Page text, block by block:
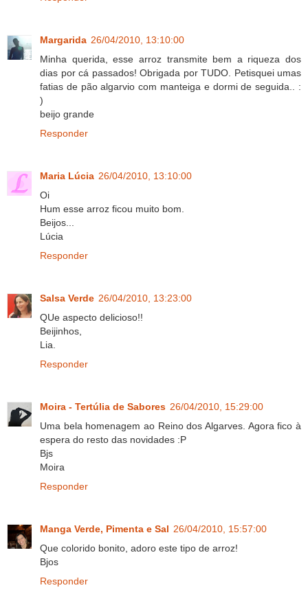
Margarida 26/04/2010, 13:10:00
Minha querida, esse arroz transmite bem a riqueza dos
dias por cá passados! Obrigada por TUDO. Petisquei umas
fatias de pão algarvio com manteiga e dormi de seguida.. :
)
beijo grande
Responder
Maria Lúcia 26/04/2010, 13:10:00
Oi
Hum esse arroz ficou muito bom.
Beijos...
Lúcia
Responder
Salsa Verde 26/04/2010, 13:23:00
QUe aspecto delicioso!!
Beijinhos,
Lia.
Responder
Moira - Tertúlia de Sabores 26/04/2010, 15:29:00
Uma bela homenagem ao Reino dos Algarves. Agora fico à
espera do resto das novidades :P
Bjs
Moira
Responder
Manga Verde, Pimenta e Sal 26/04/2010, 15:57:00
Que colorido bonito, adoro este tipo de arroz!
Bjos
Responder